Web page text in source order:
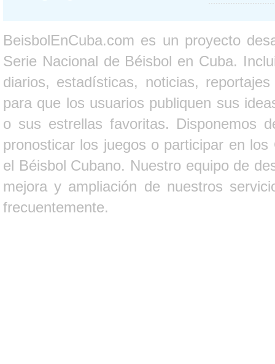
BeisbolEnCuba.com es un proyecto
Serie Nacional de Béisbol en Cuba.
diarios, estadísticas, noticias,
para que los usuarios publiquen sus
o sus estrellas favoritas. Disponemos
pronosticar los juegos o participar en
el Béisbol Cubano. Nuestro equipo de
mejora y ampliación de nuestros
frecuentemente.